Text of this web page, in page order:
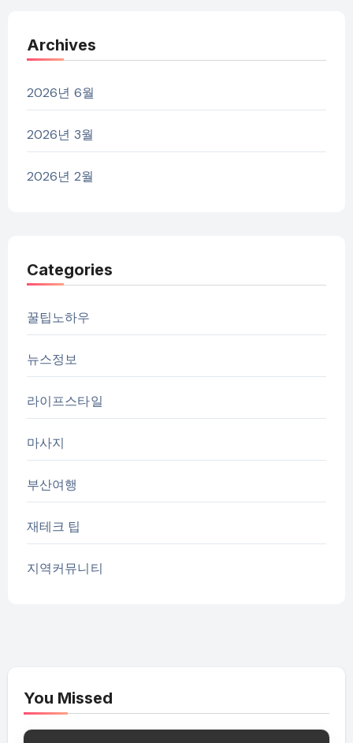
Archives
2026년 6월
2026년 3월
2026년 2월
Categories
꿀팁노하우
뉴스정보
라이프스타일
마사지
부산여행
재테크 팁
지역커뮤니티
You Missed